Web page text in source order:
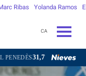
Ribas Yolanda Ramos
CA
31,7°VILANOVA I LA